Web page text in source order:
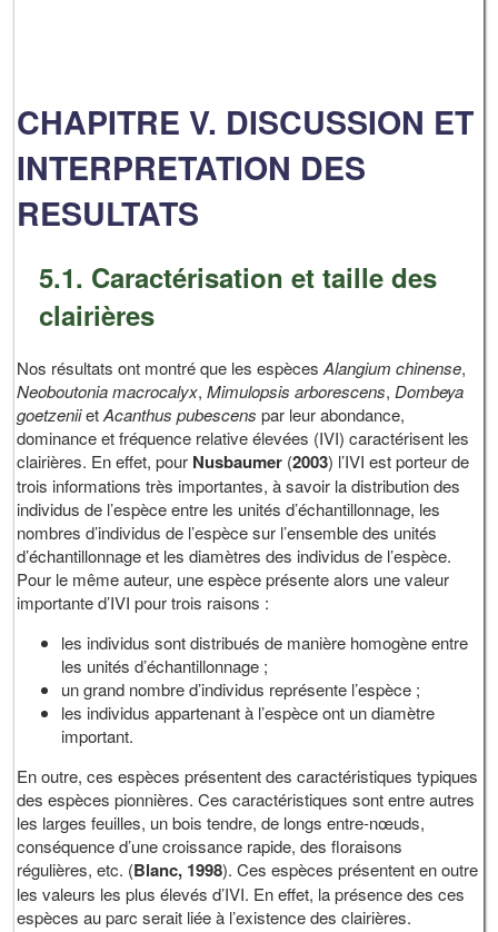
CHAPITRE V. DISCUSSION ET
INTERPRETATION DES
RESULTATS
5.1. Caractérisation et taille des
clairières
Nos résultats ont montré que les espècesAlangium chinense,
Neoboutonia macrocalyx,Mimulopsis arborescens, Dombeya
goetzeniietAcanthus pubescens par leur abondance,
dominance et fréquence relative élevées (IVI) caractérisent les
clairières. En effet, pour Nusbaumer (2003) l’IVI est porteur de
trois informations très importantes, à savoir la distribution des
individus de l’espèce entre les unités d’échantillonnage, les
nombres d’individus de l’espèce sur l’ensemble des unités
d’échantillonnage et les diamètres des individus de l’espèce.
Pour le même auteur, une espèce présente alors une valeur
importante d’IVI pour trois raisons :
les individus sont distribués de manière homogène entre
les unités d’échantillonnage ;
un grand nombre d’individus représente l’espèce ;
les individus appartenant à l’espèce ont un diamètre
important.
En outre, ces espèces présentent des caractéristiques typiques
des espèces pionnières. Ces caractéristiques sont entre autres
les larges feuilles, un bois tendre, de longs entre-nœuds,
conséquence d’une croissance rapide, des floraisons
régulières, etc. (Blanc, 1998). Ces espèces présentent en outre
les valeurs les plus élevés d’IVI. En effet, la présence des ces
espèces au parc serait liée à l’existence des clairières.